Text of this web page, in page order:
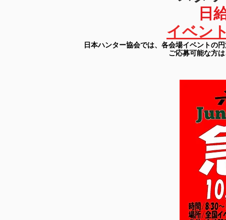
日
イベン
日本ハンター協会では、各会場イベントの
ご応募可能な方